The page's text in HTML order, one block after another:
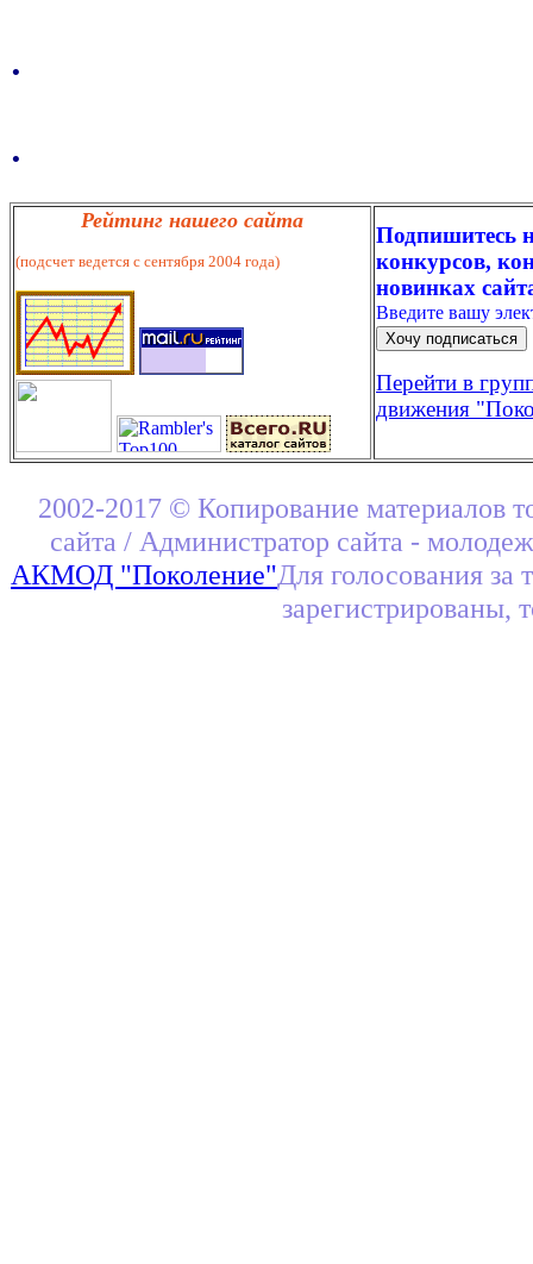
.
.
Рейтинг нашего сайта
(подсчет ведется с сентября 2004 года)
Подпишитесь
конкурсов,
новинках
Введите вашу
Перейти в
движения
2002-2017 © Копирование материалов
сайта / Администратор сайта -
АКМОД "Поколение"Для голосования за
зарегистрированы,